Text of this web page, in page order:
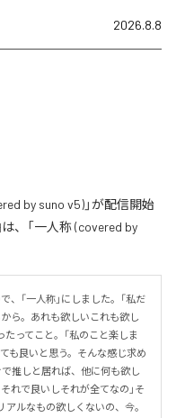
2026.8.8
by suno v5)」が配信開始
、「一人称 (covered by
、「一人称」にしました。「私だ
ら。あれも欲しいこれも欲し
ってこと。「私のこと楽しま
も良いと思う。そんな感じ求め
で推しと居れば、他に何も欲し
れで良いしそれが全てなの」そ
ルなもの欲しくないの、今。